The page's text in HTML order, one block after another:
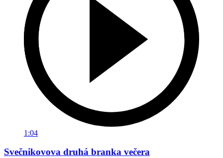
1:04
Svečnikovova druhá branka večera